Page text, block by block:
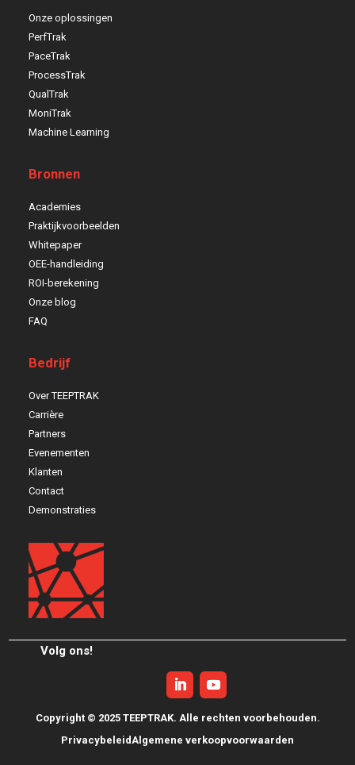
Onze oplossingen
PerfTrak
PaceTrak
ProcessTrak
QualTrak
MoniTrak
Machine Learning
Bronnen
Academies
Praktijkvoorbeelden
Whitepaper
OEE-handleiding
ROI-berekening
Onze blog
FAQ
Bedrijf
Over TEEPTRAK
Carrière
Partners
Evenementen
Klanten
Contact
Demonstraties
Volg ons!
Copyright © 2025 TEEPTRAK. Alle rechten voorbehouden.
PrivacybeleidAlgemene verkoopvoorwaarden